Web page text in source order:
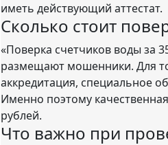
иметь действующий аттестат.
Сколько стоит
«Поверка счетчиков воды за
размещают мошенники. Для
аккредитация, специальное
Именно поэтому
рублей.
Что важно при